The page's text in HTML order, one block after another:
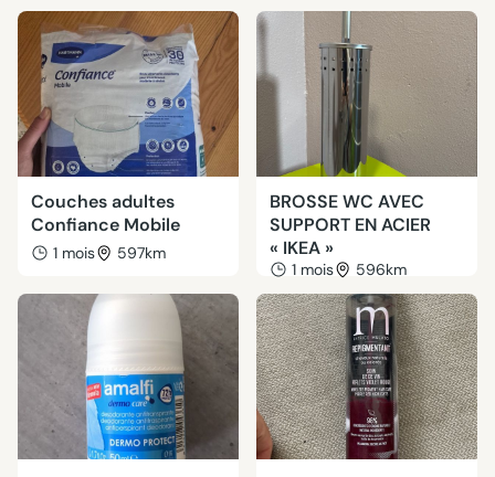
Couches adultes
Confiance Mobile
1 mois 597km
BROSSE WC AVEC
SUPPORT EN ACIER
« IKEA »
1 mois 596km